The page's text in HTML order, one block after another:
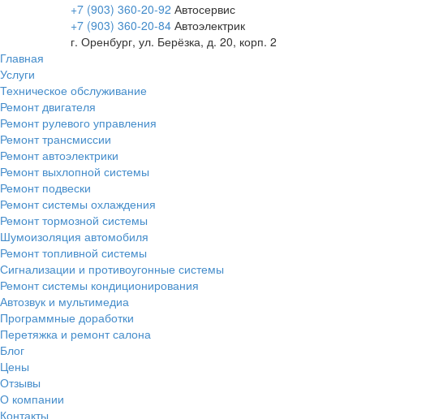
+7 (903) 360-20-92 Автосервис
+7 (903) 360-20-84 Автоэлектрик
г. Оренбург, ул. Берёзка, д. 20, корп. 2
Главная
Услуги
Техническое обслуживание
Ремонт двигателя
Ремонт рулевого управления
Ремонт трансмиссии
Ремонт автоэлектрики
Ремонт выхлопной системы
Ремонт подвески
Ремонт системы охлаждения
Ремонт тормозной системы
Шумоизоляция автомобиля
Ремонт топливной системы
Сигнализации и противоугонные системы
Ремонт системы кондиционирования
Автозвук и мультимедиа
Программные доработки
Перетяжка и ремонт салона
Блог
Цены
Отзывы
О компании
Контакты